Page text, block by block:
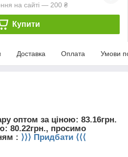
на сайті — 200 ₴
Купити
Доставка Оплата Умови
оптом за ціною: 83.16грн.
80.22грн., просимо
: ⟩⟩⟩ Придбати ⟨⟨⟨